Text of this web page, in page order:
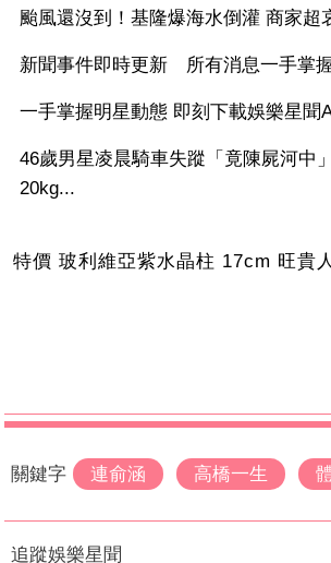
颱風還沒到！基隆爆海水倒灌 商家超
新聞事件即時更新 所有消息一手掌握
一手掌握明星動態 即刻下載娛樂星聞
46歲男星凌晨騎車失蹤「竟陳屍河中
20kg...
特價 玻利維亞紫水晶柱 17cm 旺貴
關鍵字 連俞涵 高橋一生
追蹤娛樂星聞